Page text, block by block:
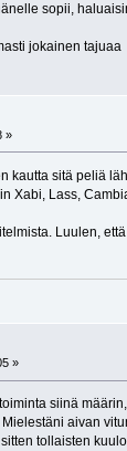
sopii,
jokainen tajuaa
»
kautta sitä peliä
Xabi, Lass,
Luulen,
»
siinä
aivan
tollaisten